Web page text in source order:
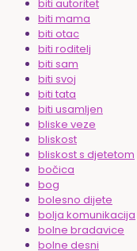
biti autoritet
biti mama
biti otac
biti roditelj
biti sam
biti svoj
biti tata
biti usamljen
bliske veze
bliskost
bliskost s djetetom
bočica
bog
bolesno dijete
bolja komunikacija
bolne bradavice
bolne desni